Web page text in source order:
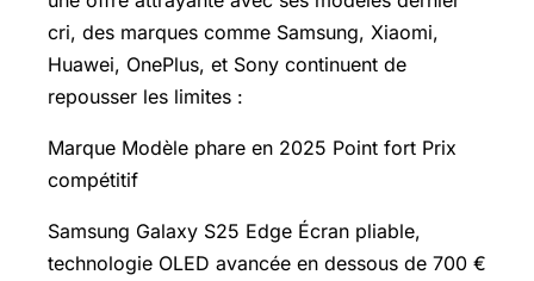
cri, des marques comme Samsung, Xiaomi,
Huawei, OnePlus, et Sony continuent de
repousser les limites :
Marque Modèle phare en 2025 Point fort Prix
compétitif
Samsung Galaxy S25 Edge Écran pliable,
technologie OLED avancée en dessous de 700 €